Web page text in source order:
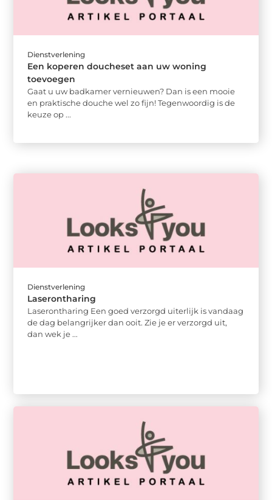
Dienstverlening
Een koperen doucheset aan uw woning
toevoegen
Gaat u uw badkamer vernieuwen? Dan is een mooie
en praktische douche wel zo fijn! Tegenwoordig is de
keuze op ...
Dienstverlening
Laserontharing
Laserontharing Een goed verzorgd uiterlijk is vandaag
de dag belangrijker dan ooit. Zie je er verzorgd uit,
dan wek je ...